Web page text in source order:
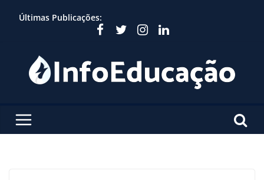
Últimas Publicações: